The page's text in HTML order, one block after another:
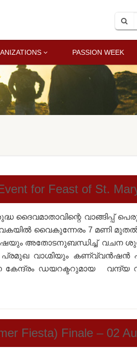
PASSION WEEK
for Feast of St.
ദൈവമാതാവിന്റെ വാങ്ങിപ്പ്‌
വൈകുന്നേരം 7 മണി
അതോടനുബന്ധിച്ച്‌ വചന
വാഗ്മിയും കണ്വ്വന്‍ഷന്‍
കേന്ദ്രം ഡയറക്ടറുമായ
Fiesta) Finale – 02